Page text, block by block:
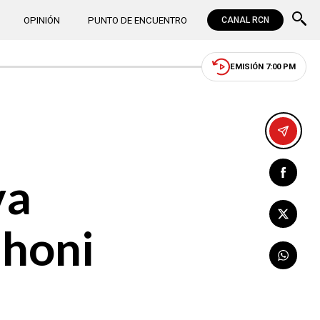
OPINIÓN PUNTO DE ENCUENTRO CANAL RCN
EMISIÓN 7:00 PM